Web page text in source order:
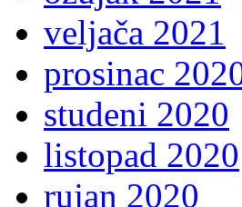
veljača 2021
prosinac
studeni 2020
listopad 2020
rujan 2020